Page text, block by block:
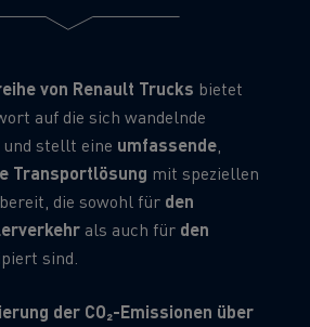
von Renault Trucks bietet
auf die sich wandelnde
stellt eine umfassende,
Transportlösung mit speziellen
bereit, die sowohl für den
als auch für den
sind.
der CO₂-Emissionen über